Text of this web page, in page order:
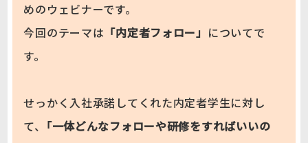
めのウェビナーです。
今回のテーマは 「内定者フォロー」
についてで
す。
せっかく入社承諾してくれた内定者学生に対し
て、
｢一体どんなフォローや研修をすればいいの